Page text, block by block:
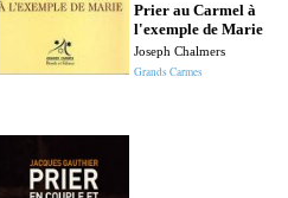
Prier au Carmel à
l'exemple de Marie
Joseph Chalmers
Grands Carmes